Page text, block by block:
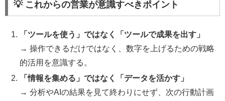
💡 これからの営業が意識すべきポイント
「ツールを使う」ではなく「ツールで成果を出す」
→ 操作できるだけではなく、数字を上げるための戦略
的活用を意識する。
「情報を集める」ではなく「データを活かす」
→ 分析やAIの結果を見て終わりにせず、次の行動計画